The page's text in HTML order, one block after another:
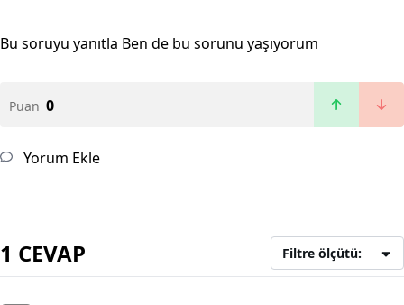
Bu soruyu yanıtla Ben de bu sorunu yaşıyorum
Puan 0
Yorum Ekle
1 CEVAP Filtre ölçütü: